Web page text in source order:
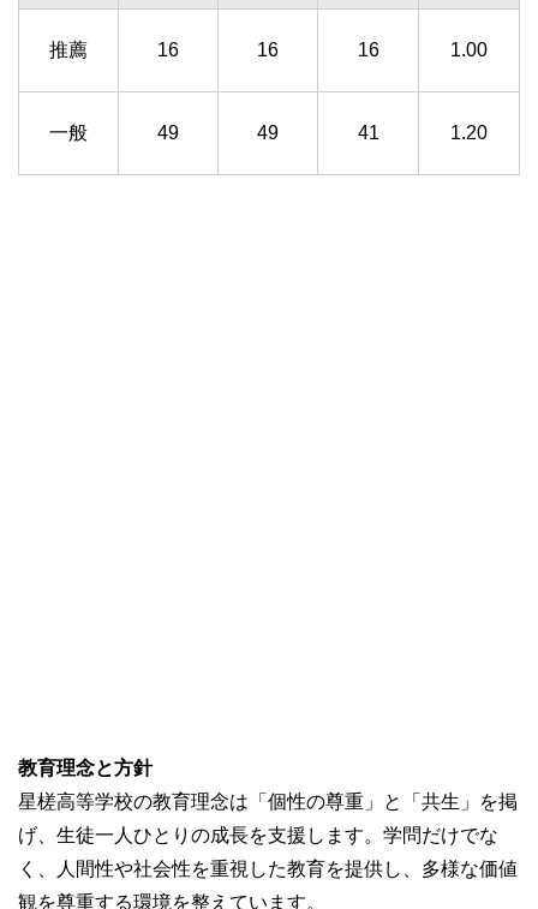
推薦 16 16 16 1.00
一般 49 49 41 1.20
教育理念と方針
星槎高等学校の教育理念は「個性の尊重」と「共生」を掲
げ、生徒一人ひとりの成長を支援します。学問だけでな
く、人間性や社会性を重視した教育を提供し、多様な価値
観を尊重する環境を整えています。